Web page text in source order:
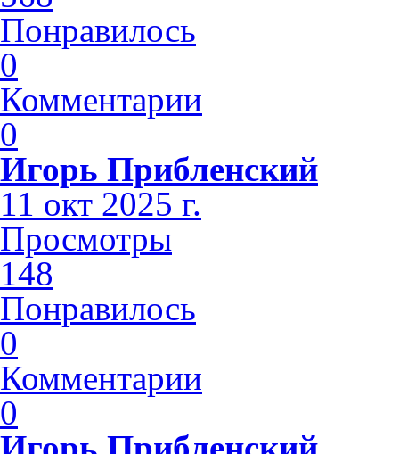
Понравилось
0
Комментарии
0
Игорь Прибленский
11 окт 2025 г.
Просмотры
148
Понравилось
0
Комментарии
0